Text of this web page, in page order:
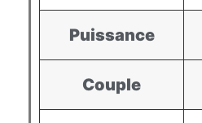
Puissance
Couple